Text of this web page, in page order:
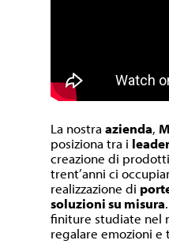
La nostraazienda,
posiziona tra i
creazione di
trent’anni ci
realizzazione di
soluzioni su misura
finiture studiate nel
regalare emozioni e